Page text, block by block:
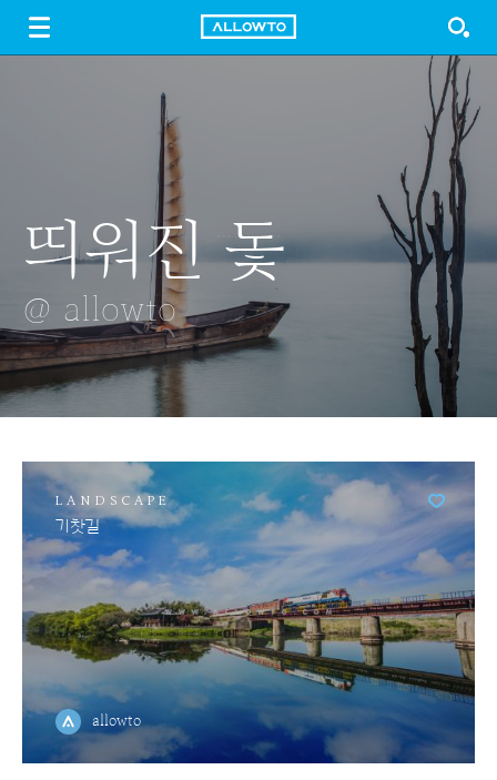
GUIDE SIGN UP
띄워진 돛
@ allowto
매끄러운 꿀
@ allowto
얼라우투와
공책
@ allowto
천안역
@ allowto
이코플렉스
@ allowto
LANDSCAPE
기찻길
allowto